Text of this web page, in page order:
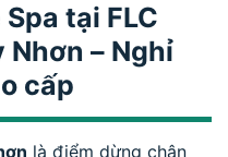
tại FLC
Nhơn – Nghỉ
cấp
là điểm dừng chân